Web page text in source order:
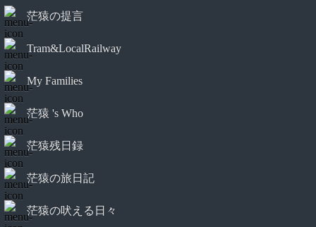
茫猿の提言
Tram&LocalRailway
My Families
茫猿 's Who
茫猿残日録
茫猿の旅日記
茫猿の吠える日々